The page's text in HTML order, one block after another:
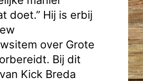
doet.” Hij is erbij
over Grote
Bij dit
Kick Breda